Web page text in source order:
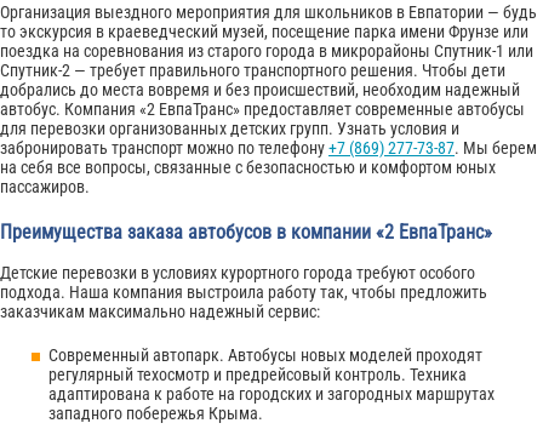
Организация выездного мероприятия для школьников в Евпатории — будь
то экскурсия в краеведческий музей, посещение парка имени Фрунзе или
поездка на соревнования из старого города в микрорайоны Спутник-1 или
Спутник-2 — требует правильного транспортного решения. Чтобы дети
добрались до места вовремя и без происшествий, необходим надежный
автобус. Компания «2 ЕвпаТранс» предоставляет современные автобусы
для перевозки организованных детских групп. Узнать условия и
забронировать транспорт можно по телефону+7 (869) 277-73-87. Мы берем
на себя все вопросы, связанные с безопасностью и комфортом юных
пассажиров.
Преимущества заказа автобусов в компании «2 ЕвпаТранс»
Детские перевозки в условиях курортного города требуют особого
подхода. Наша компания выстроила работу так, чтобы предложить
заказчикам максимально надежный сервис:
Современный автопарк. Автобусы новых моделей проходят
регулярный техосмотр и предрейсовый контроль. Техника
адаптирована к работе на городских и загородных маршрутах
западного побережья Крыма.